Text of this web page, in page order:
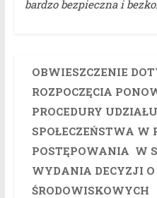
bardzo bezpieczna i
OBWIESZCZENIE
ROZPOCZĘCIA
PROCEDURY UDZIAŁU
SPOŁECZEŃSTWA W
POSTĘPOWANIA W
WYDANIA DECYZJI O
ŚRODOWISKOWYCH